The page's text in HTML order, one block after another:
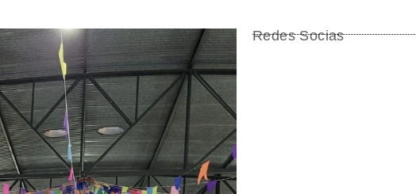
Redes Socias